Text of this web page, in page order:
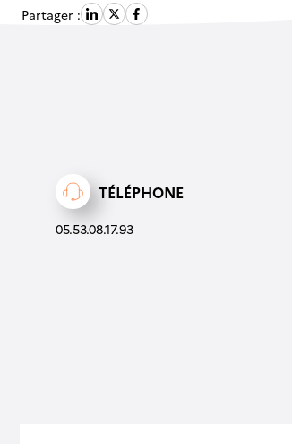
Partager :
TÉLÉPHONE
05.53.08.17.93